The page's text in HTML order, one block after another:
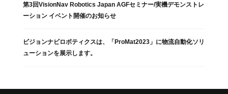
第3回VisionNav Robotics Japan AGFセミナー/実機デモンストレ
ーション イベント開催のお知らせ
ビジョンナビロボティクスは、「ProMat2023」に物流自動化ソリ
ューションを展示します。